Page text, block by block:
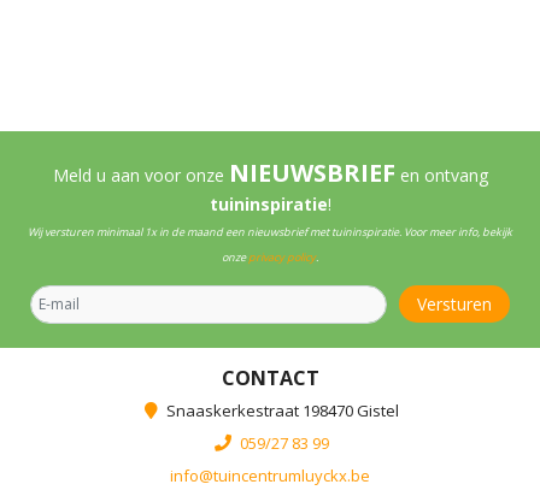
Meld u aan voor onze NIEUWSBRIEF en ontvang
tuininspiratie!
Wij versturen minimaal 1x in de maand een nieuwsbrief met tuininspiratie. Voor meer info, bekijk
onzeprivacy policy.
CONTACT
Snaaskerkestraat 198470 Gistel
059/27 83 99
info@tuincentrumluyckx.be